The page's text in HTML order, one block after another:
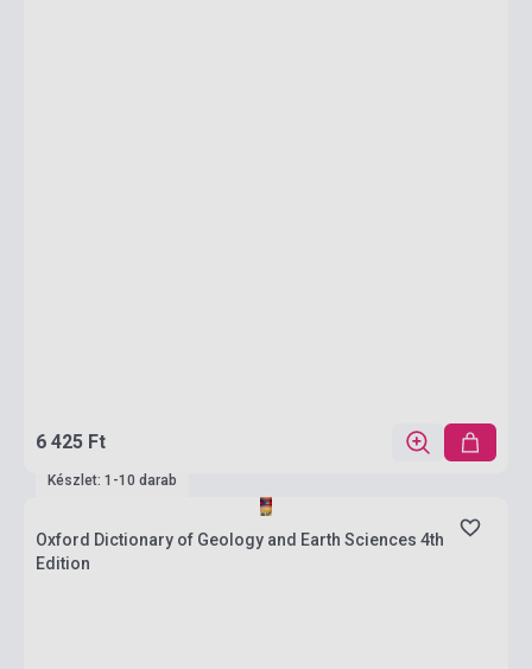
6 425 Ft
Készlet: 1-10 darab
Oxford Dictionary of Geology and Earth Sciences 4th
Edition